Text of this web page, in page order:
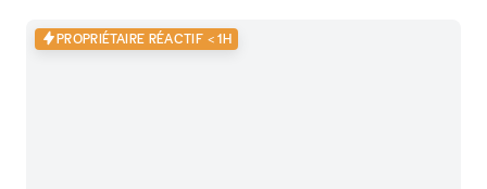
PROPRIÉTAIRE RÉACTIF < 1H